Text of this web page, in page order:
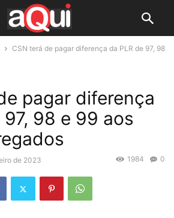
CSN terá de pagar diferença da PLR de 97, 98
pagar diferença
97, 98 e 99 aos
de 2023 0
1984